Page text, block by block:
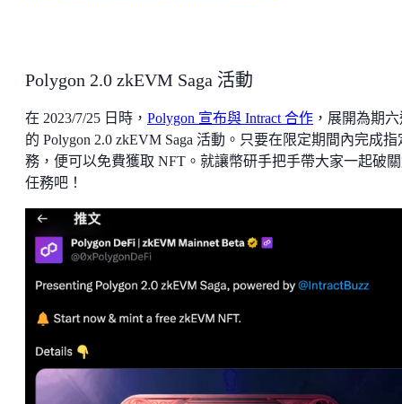
Polygon 2.0 zkEVM Saga 活動
在 2023/7/25 日時， Polygon 宣布與 Intract 合作 ，展開為期
的 Polygon 2.0 zkEVM Saga 活動。只要在限定期間內完成指
務，便可以免費獲取 NFT。就讓幣研手把手帶大家一起破
任務吧！